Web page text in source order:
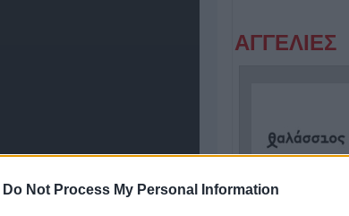
Do Not Process My Personal Information
ΑΓΓΕΛΙΕΣ